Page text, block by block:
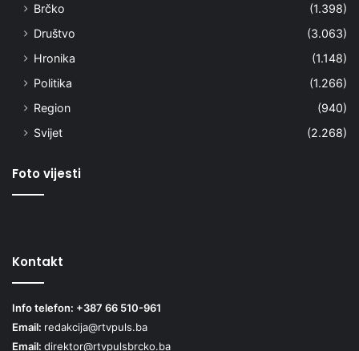
Brčko
(1.398)
Društvo
(3.063)
Hronika
(1.148)
Politika
(1.266)
Region
(940)
Svijet
(2.268)
Foto vijesti
Kontakt
Info telefon: +387 66 510-961
Email: redakcija@rtvpuls.ba
Email: direktor@rtvpulsbrcko.ba